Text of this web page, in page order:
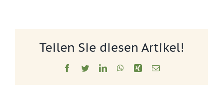
Teilen Sie diesen Artikel!
Facebook
TwitterLinkedInWhatsApp
Xing E-